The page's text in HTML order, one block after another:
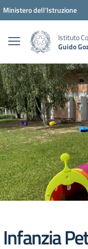
Vai ai contenuti
Vai al menu di navigazione
Vai al footer
Ministero dell'Istruzione
Istituto
Guido
Infanzia